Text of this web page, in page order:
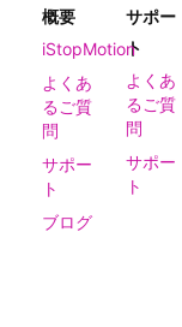
概要
iStopMotion
よくあ
るご質
問
サポー
ト
ブログ
サポー
ト
よくあ
るご質
問
サポー
ト